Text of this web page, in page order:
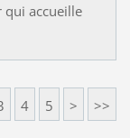
qui accueille
4 5 > >>